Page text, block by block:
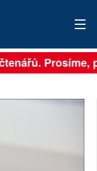
Prosíme,